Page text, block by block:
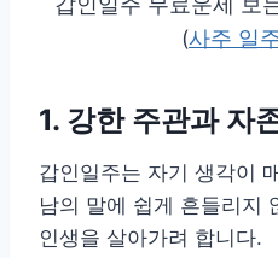
(사주 일
1. 강한 주관과 자
갑인일주는 자기 생각이
남의 말에 쉽게 흔들리지
인생을 살아가려 합니다.